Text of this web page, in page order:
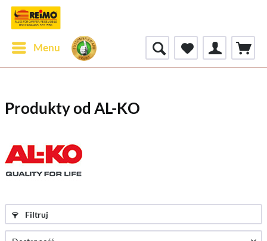
Menu
Produkty od AL-KO
Filtruj